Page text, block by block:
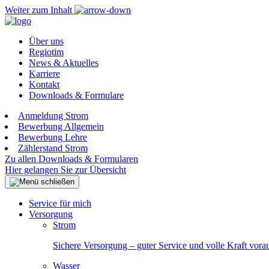
Weiter zum Inhalt
Über uns
Regiotim
News & Aktuelles
Karriere
Kontakt
Downloads & Formulare
Anmeldung Strom
Bewerbung Allgemein
Bewerbung Lehre
Zählerstand Strom
Zu allen Downloads & Formularen
Hier gelangen Sie zur Übersicht
Service für mich
Versorgung
Strom
Sichere Versorgung – guter Service und volle Kraft
Wasser